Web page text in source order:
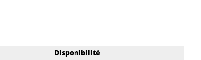
Disponibilité